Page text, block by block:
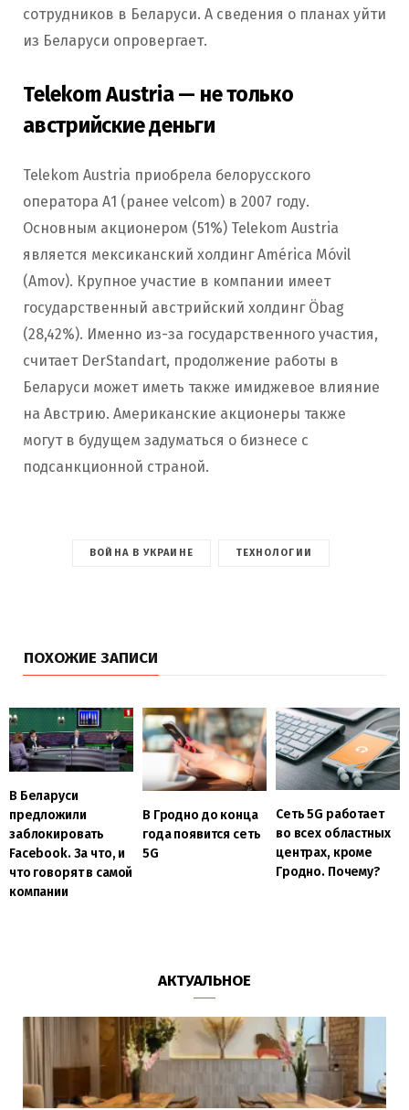
сотрудников в Беларуси. А сведения о планах уйти
из Беларуси опровергает.
Telekom Austria — не только
австрийские деньги
Telekom Austria приобрела белорусского
оператора А1 (ранее velcom) в 2007 году.
Основным акционером (51%) Telekom Austria
является мексиканский холдинг América Móvil
(Amov). Крупное участие в компании имеет
государственный австрийский холдинг Öbag
(28,42%). Именно из-за государственного участия,
считает DerStandart, продолжение работы в
Беларуси может иметь также имиджевое влияние
на Австрию. Американские акционеры также
могут в будущем задуматься о бизнесе с
подсанкционной страной.
ВОЙНА В УКРАИНЕ ТЕХНОЛОГИИ
ПОХОЖИЕ ЗАПИСИ
В Беларуси
предложили
заблокировать
Facebook. За что, и
что говорят в самой
компании
В Гродно до конца
года появится сеть
5G
Сеть 5G работает
во всех областных
центрах, кроме
Гродно. Почему?
АКТУАЛЬНОЕ